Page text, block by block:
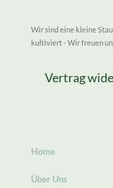
Wir sind eine kleine
kultiviert - Wir freuen
Vertrag
Home
Über Uns